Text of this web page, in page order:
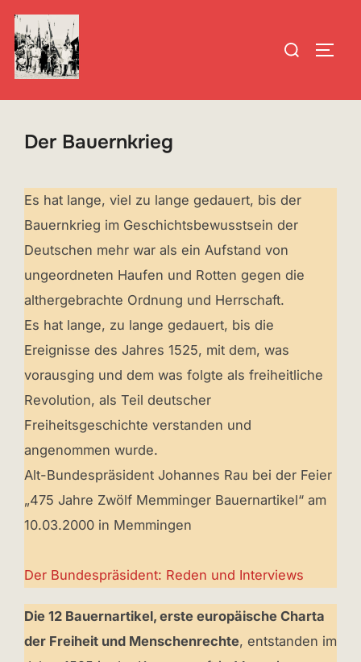
Zum
Inhalt
springen
Suchen
Der Bauernkrieg
Es hat lange, viel zu lange gedauert, bis der
Bauernkrieg im Geschichtsbewusstsein der
Deutschen mehr war als ein Aufstand von
ungeordneten Haufen und Rotten gegen die
althergebrachte Ordnung und Herrschaft.
Es hat lange, zu lange gedauert, bis die
Ereignisse des Jahres 1525, mit dem, was
vorausging und dem was folgte als freiheitliche
Revolution, als Teil deutscher
Freiheitsgeschichte verstanden und
angenommen wurde.
Alt-Bundespräsident Johannes Rau bei der Feier
„475 Jahre Zwölf Memminger Bauernartikel“ am
10.03.2000 in Memmingen
Der Bundespräsident: Reden und Interviews
Die 12 Bauernartikel, erste europäische Charta
der Freiheit und Menschenrechte, entstanden im